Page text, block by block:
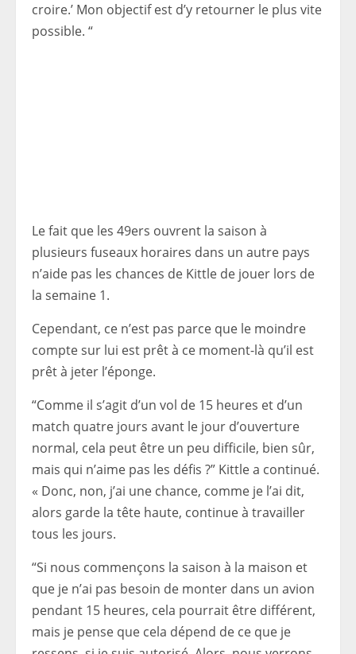
croire.’ Mon objectif est d’y retourner le plus vite
possible. “
Le fait que les 49ers ouvrent la saison à
plusieurs fuseaux horaires dans un autre pays
n’aide pas les chances de Kittle de jouer lors de
la semaine 1.
Cependant, ce n’est pas parce que le moindre
compte sur lui est prêt à ce moment-là qu’il est
prêt à jeter l’éponge.
“Comme il s’agit d’un vol de 15 heures et d’un
match quatre jours avant le jour d’ouverture
normal, cela peut être un peu difficile, bien sûr,
mais qui n’aime pas les défis ?” Kittle a continué.
« Donc, non, j’ai une chance, comme je l’ai dit,
alors garde la tête haute, continue à travailler
tous les jours.
“Si nous commençons la saison à la maison et
que je n’ai pas besoin de monter dans un avion
pendant 15 heures, cela pourrait être différent,
mais je pense que cela dépend de ce que je